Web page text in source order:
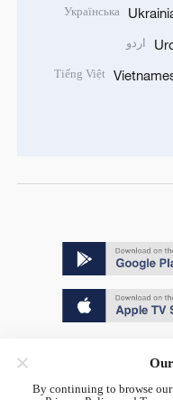
Українська
اردو
Tiếng Việt
By continuing to browse